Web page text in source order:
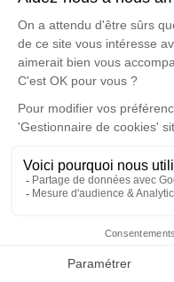
Faire-part
d'expression dédié à
Jeanne MEUNIER.
Cérémonie
vendredi 29
Église Saint
Chalaures